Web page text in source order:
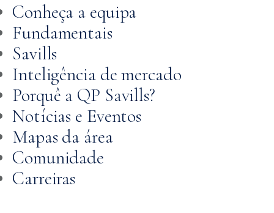
Conheça a equipa
Fundamentais
Savills
Inteligência de mercado
Porquê a QP Savills?
Notícias e Eventos
Mapas da área
Comunidade
Carreiras